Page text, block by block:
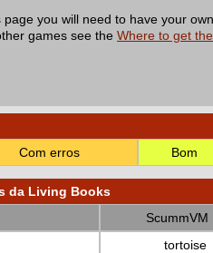
you will need to have your
games see the Where to get
Com erros Bom
da Living Books
ScummVM
tortoise